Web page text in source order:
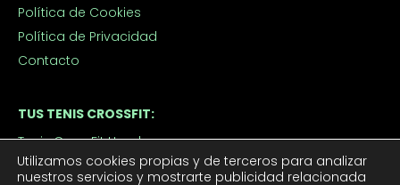
Política de Cookies
Política de Privacidad
Contacto
TUS TENIS CROSSFIT:
Tenis CrossFit Hombre
Tenis CrossFit Mujer
Utilizamos cookies propias y de terceros para analizar
nuestros servicios y mostrarte publicidad relacionada